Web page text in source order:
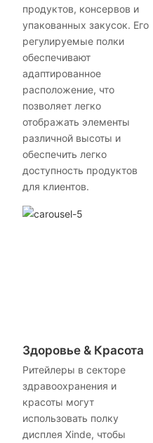
продуктов, консервов и
упакованных закусок. Его
регулируемые полки
обеспечивают
адаптированное
расположение, что
позволяет легко
отображать элементы
различной высоты и
обеспечить легко
доступность продуктов
для клиентов.
Здоровье & Красота
Ритейлеры в секторе
здравоохранения и
красоты могут
использовать полку
дисплея Xinde, чтобы